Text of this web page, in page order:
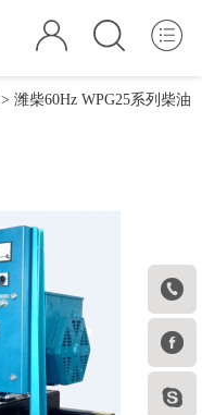



> 潍柴60Hz WPG25系列柴油